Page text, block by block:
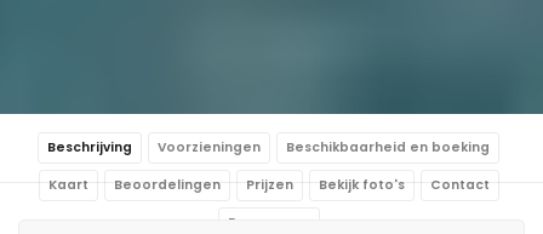
Beschrijving Voorzieningen Beschikbaarheid en boeking
Kaart Beoordelingen Prijzen Bekijk foto's Contact
Reserveren